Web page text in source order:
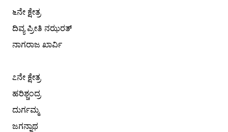
೬ನೇ ಕ್ಷೇತ್ರ
ದಿವ್ಯ ಪ್ರೀತಿ ನಝರತ್
ನಾಗರಾಜ ಖಾರ್ವಿ
೭ನೇ ಕ್ಷೇತ್ರ
ಹರಿಶ್ಚಂದ್ರ
ದುರ್ಗಮ್ಮ
ಜಗನ್ನಾಥ